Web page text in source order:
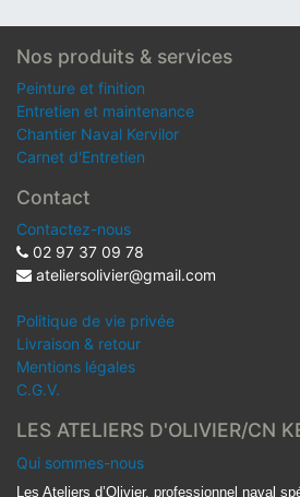
Nos produits & services
Peinture et finition
Entretien et maintenance
Chantier Naval Kervilor
Carnet d'Entretien
Contact
Contactez-nous
02 97 37 09 78
ateliersolivier@gmail.com
Politique de vie privée
Livraison & retour
Mentions légales
C.G.V.
LES ATELIERS D'OLIVIER/CN
Qui sommes-nous
Les Ateliers d’Olivier, professionnel naval